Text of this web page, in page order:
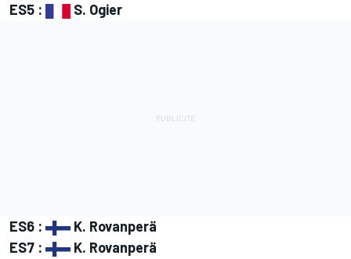
ES5 :
S. Ogier
ES6 :
K. Rovanperä
ES7 :
K. Rovanperä